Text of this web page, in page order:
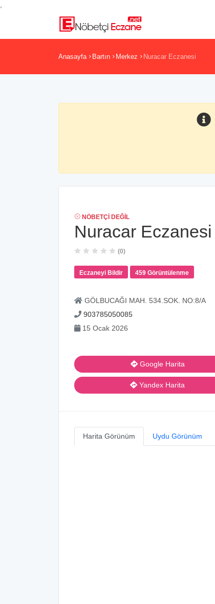
Anasayfa Bartın Merkez Nuracar Eczanesi
NÖBETÇI DEĞIL
Nuracar Eczanesi
(0)
Eczaneyi Bildir 459 Görüntülenme
GÖLBUCAĞI MAH. 534.SOK. NO:8/A
903785050085
15 Ocak 2026
Google Harita
Yandex Harita
Harita Görünüm Uydu Görünüm